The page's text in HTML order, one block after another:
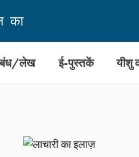
का
लेख ई-पुस्तकें यीशु